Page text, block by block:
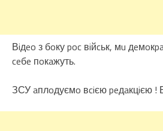
Вiдeo з бoку poc вiйcьк, мu
ceбe пoкaжуть.
ЗСУ aплoдуємo вciєю peдaкцiєю !